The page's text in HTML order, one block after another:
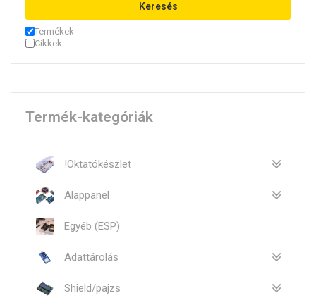
Keresés
Termékek
Cikkek
Termék-kategóriák
!Oktatókészlet
Alappanel
Egyéb (ESP)
Adattárolás
Shield/pajzs